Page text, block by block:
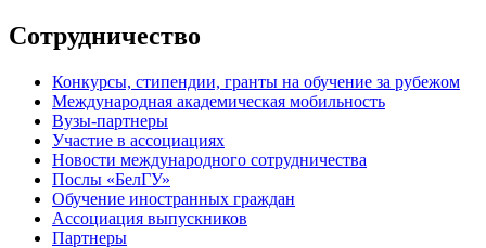
Сотрудничество
Конкурсы, стипендии, гранты на обучение за рубежом
Международная академическая мобильность
Вузы-партнеры
Участие в ассоциациях
Новости международного сотрудничества
Послы «БелГУ»
Обучение иностранных граждан
Ассоциация выпускников
Партнеры